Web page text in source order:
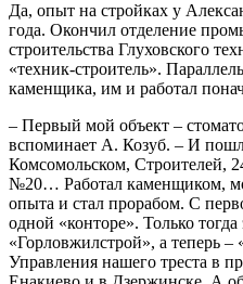
Да, опыт на стройках у
года. Окончил отделение
строительства Глуховского
«техник-строитель».
каменщика, им и работал
– Первый мой объект –
вспоминает А. Козуб. – И
Комсомольском, Строителей,
№20… Работал каменщиком,
опыта и стал прорабом. С
одной «конторе». Только тогда
«Горловжилстрой», а теперь
Управления нашего треста в